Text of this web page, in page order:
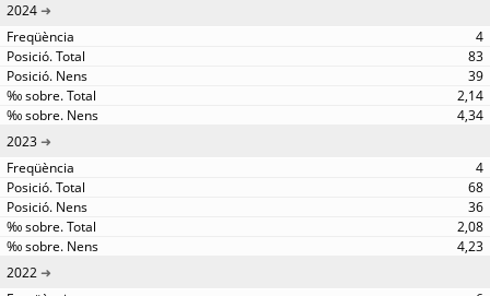
2024
4
83
39
2,14
4,34
2023
4
68
36
2,08
4,23
2022